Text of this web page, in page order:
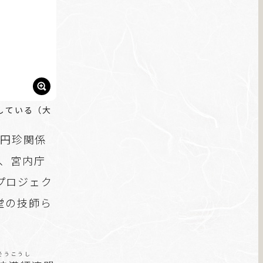
ている（大
珍関係
宮内庁
ロジェク
技師ら
うこうし